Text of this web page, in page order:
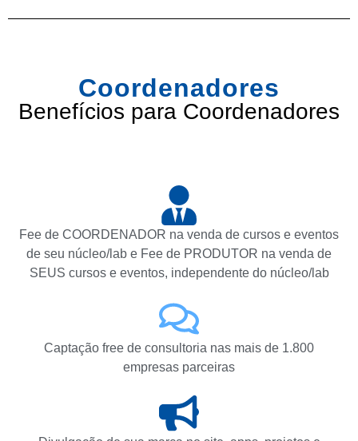
Coordenadores
Benefícios para Coordenadores
Fee de COORDENADOR na venda de cursos e eventos
de seu núcleo/lab e Fee de PRODUTOR na venda de
SEUS cursos e eventos, independente do núcleo/lab
Captação free de consultoria nas mais de 1.800
empresas parceiras